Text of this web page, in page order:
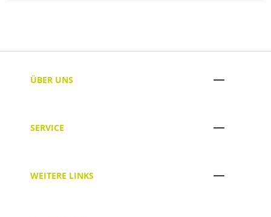
ÜBER UNS
SERVICE
WEITERE LINKS